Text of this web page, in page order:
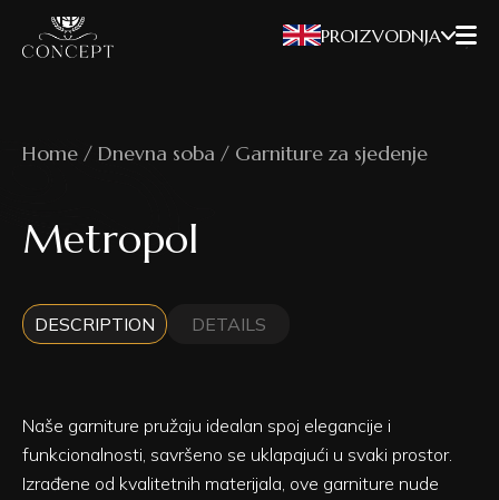
PROIZVODNJA
Home / Dnevna soba / Garniture za sjedenje
Metropol
DESCRIPTION DETAILS
Naše garniture pružaju idealan spoj elegancije i
funkcionalnosti, savršeno se uklapajući u svaki prostor.
Izrađene od kvalitetnih materijala, ove garniture nude